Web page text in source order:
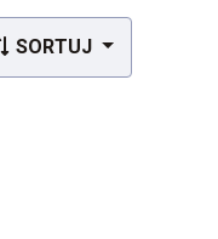
SORTUJ